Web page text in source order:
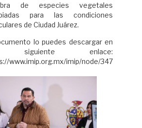
de especies vegetales
para las condiciones
de Ciudad Juárez.
lo puedes descargar en
enlace:
www.imip.org.mx/imip/node/347